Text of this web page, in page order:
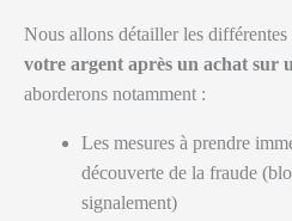
Nous allons détailler les différentes
votre argent après un achat sur
aborderons notamment :
Les mesures à prendre
découverte de la fraude
signalement)